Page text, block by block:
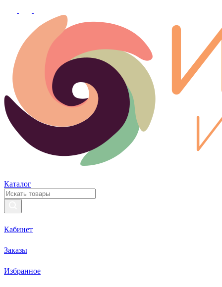
Каталог
Кабинет
Заказы
Избранное